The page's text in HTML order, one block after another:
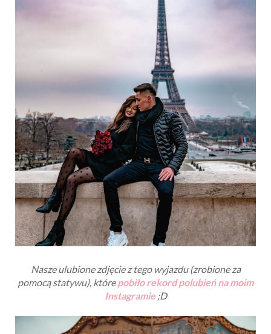
Nasze ulubione zdjęcie z tego wyjazdu (zrobione za
pomocą statywu), którepobiło rekord polubień na moim
Instagramie;D